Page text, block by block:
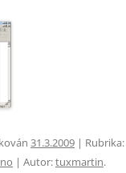
31.3.2009 | Rubrika:
| Autor:tuxmartin.